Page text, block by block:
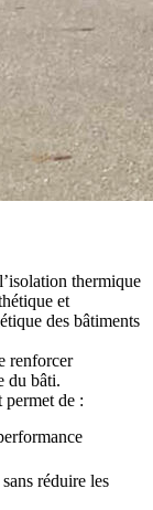
thermique
et
des bâtiments
renforcer
du bâti.
de :
réduire les